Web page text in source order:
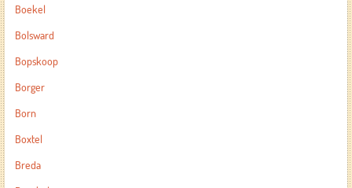
Boekel
Bolsward
Bopskoop
Borger
Born
Boxtel
Breda